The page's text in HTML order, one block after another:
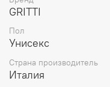
Бренд Gritti
белый цвет - Bra
Chantilly, Macrame и
цитрусов
фруктов, а
GRITTI
Пол
Унисекс
Страна производитель
Италия